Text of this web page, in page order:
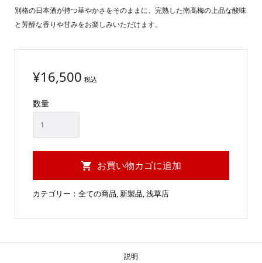
別格の日本酒が持つ華やかさをそのままに、完熟した南高梅の上品な酸味
と芳醇な香りや甘みをお楽しみいただけます。
¥16,500 税込
数量
お買い物カゴに追加
カテゴリー： 全ての商品, 新製品,浅草店
説明